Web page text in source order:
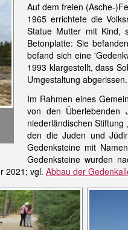
Auf dem freien (Asche-
1965 errichtete die
Statue Mutter mit Kind,
Betonplatte: Sie
befand sich eine
1993 klargestellt, dass
Umgestaltung abgerissen.
Im Rahmen eines
von den Überlebenden
niederländischen Stiftung
den die Juden und
Gedenksteine mit
Gedenksteine wurden
2021; vgl. Abbau der